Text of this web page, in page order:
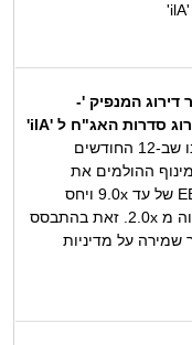
דירוג המנפיק '-
התחזית היציבה משקפת את הערכתנו שב-12 החודשים
ההולמים את
הדירוג, קרי יחס מתואם חוב ל EBITDA של עד 9.0x ויחס
מתואם EBITDA להוצאות מימון הגבוה מ 2.0x. זאת בהתבסס
שמירה על מדיניות